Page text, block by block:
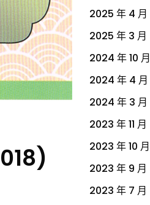
2025 年 4 月
2025 年 3 月
2024 年 10 月
2024 年 4 月
2024 年 3 月
2023 年 11 月
2023 年 10 月
2023 年 9 月
2023 年 7 月